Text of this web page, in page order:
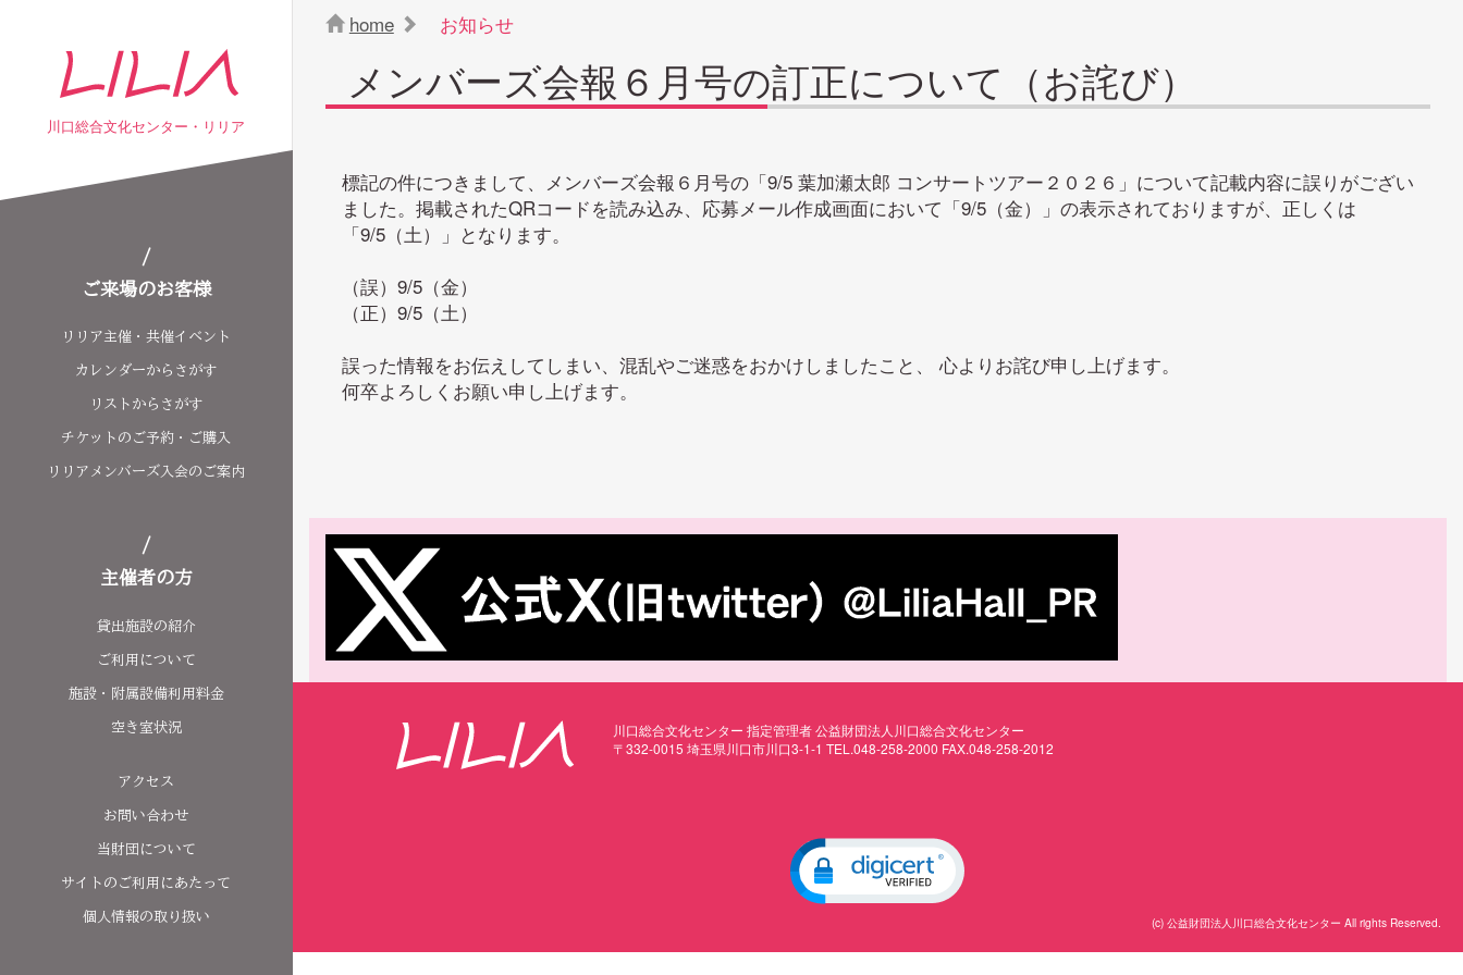
川口総合文化センター・リリア
ご来場のお客様
リリア主催・共催イベント
カレンダーからさがす
リストからさがす
チケットのご予約・ご購入
リリアメンバーズ入会のご案内
主催者の方
貸出施設の紹介
ご利用について
施設・附属設備利用料金
空き室状況
アクセス
お問い合わせ
当財団について
サイトのご利用にあたって
個人情報の取り扱い
home お知らせ
メンバーズ会報６月号の訂正について（お詫び）
標記の件につきまして、メンバーズ会報６月号の「9/5 葉加瀬太郎 コンサートツアー２０２６」について記載内容に誤りがござい
ました。掲載されたQRコードを読み込み、応募メール作成画面において「9/5（金）」の表示されておりますが、正しくは
「9/5（土）」となります。
（誤）9/5（金）
（正）9/5（土）
誤った情報をお伝えしてしまい、混乱やご迷惑をおかけしましたこと、 心よりお詫び申し上げます。
何卒よろしくお願い申し上げます。
川口総合文化センター 指定管理者公益財団法人川口総合文化センター
〒332-0015 埼玉県川口市川口3-1-1 TEL.048-258-2000 FAX.048-258-2012
(c) 公益財団法人川口総合文化センター All rights Reserved.